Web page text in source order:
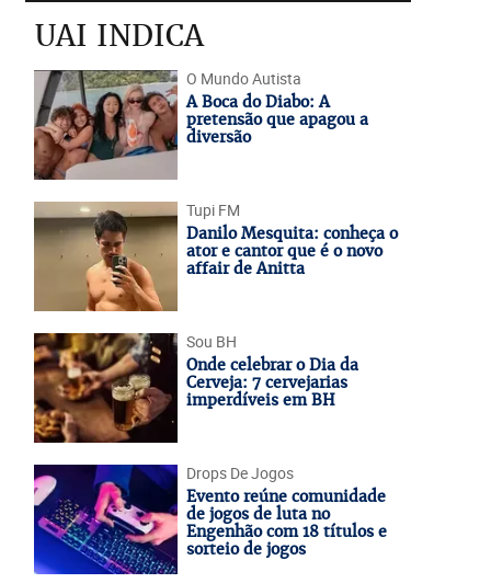
UAI INDICA
O Mundo Autista
A Boca do Diabo: A
pretensão que apagou a
diversão
Tupi FM
Danilo Mesquita: conheça o
ator e cantor que é o novo
affair de Anitta
Sou BH
Onde celebrar o Dia da
Cerveja: 7 cervejarias
imperdíveis em BH
Drops De Jogos
Evento reúne comunidade
de jogos de luta no
Engenhão com 18 títulos e
sorteio de jogos